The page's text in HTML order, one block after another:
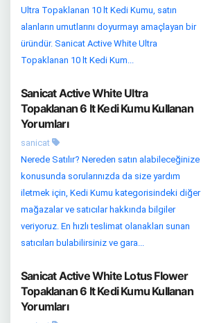
Ultra Topaklanan 10 lt Kedi Kumu, satın
alanların umutlarını doyurmayı amaçlayan bir
üründür. Sanicat Active White Ultra
Topaklanan 10 lt Kedi Kum...
Sanicat Active White Ultra
Topaklanan 6 lt Kedi Kumu Kullanan
Yorumları
sanicat
Nerede Satılır? Nereden satın alabileceğinize
konusunda sorularınızda da size yardım
iletmek için, Kedi Kumu kategorisindeki diğer
mağazalar ve satıcılar hakkında bilgiler
veriyoruz. En hızlı teslimat olanakları sunan
satıcıları bulabilirsiniz ve gara...
Sanicat Active White Lotus Flower
Topaklanan 6 lt Kedi Kumu Kullanan
Yorumları